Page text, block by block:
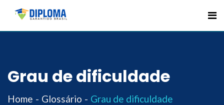
Skip
Grau de dificuldade
Home Glossário Grau de dificuldade